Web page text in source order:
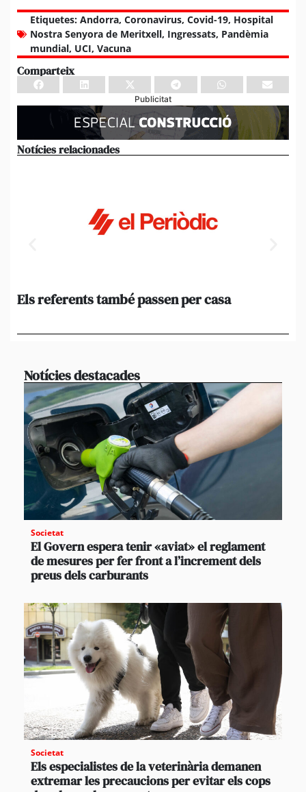
Etiquetes: Andorra, Coronavirus, Covid-19, Hospital
Nostra Senyora de Meritxell, Ingressats, Pandèmia
mundial, UCI, Vacuna
Comparteix
Publicitat
Notícies relacionades
Els referents també passen per casa
Notícies destacades
Societat
El Govern espera tenir «aviat» el reglament
de mesures per fer front a l’increment dels
preus dels carburants
Societat
Els especialistes de la veterinària demanen
extremar les precaucions per evitar els cops